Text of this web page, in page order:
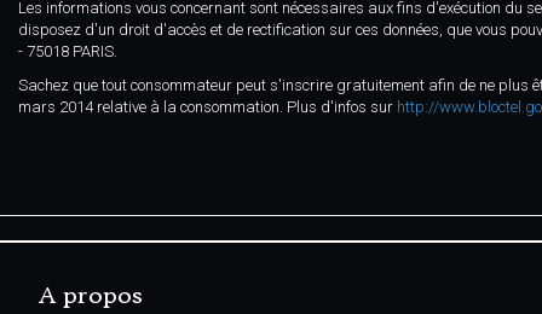
Les informations vous concernant sont nécessaires aux fins d'exécution du
disposez d'un droit d'accès et de rectification sur ces données, que vous
- 75018 PARIS.
Sachez que tout consommateur peut s'inscrire gratuitement afin de ne plus
mars 2014 relative à la consommation. Plus d'infos sur http://
A propos